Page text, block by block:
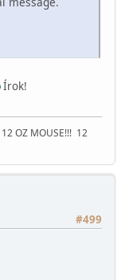
Írok!
OZ MOUSE!!! 12
#499